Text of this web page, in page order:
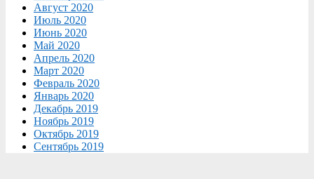
Август 2020
Июль 2020
Июнь 2020
Май 2020
Апрель 2020
Март 2020
Февраль 2020
Январь 2020
Декабрь 2019
Ноябрь 2019
Октябрь 2019
Сентябрь 2019